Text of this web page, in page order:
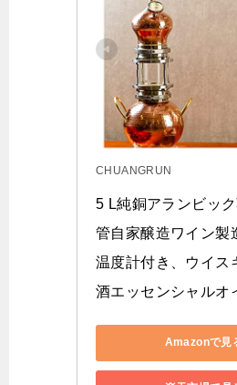
CHUANGRUN
5 L純銅アランビッ
管自家醸造ワイン製
温度計付き、ウイス
酒エッセンシャルオ
Amazonで見